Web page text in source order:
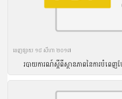
ចេញ​ផ្សាយ​ ១៨ សីហា ២០១៧
របាយការណ៍ស្តីពីស្ថានភាពនៃការបំពេញ